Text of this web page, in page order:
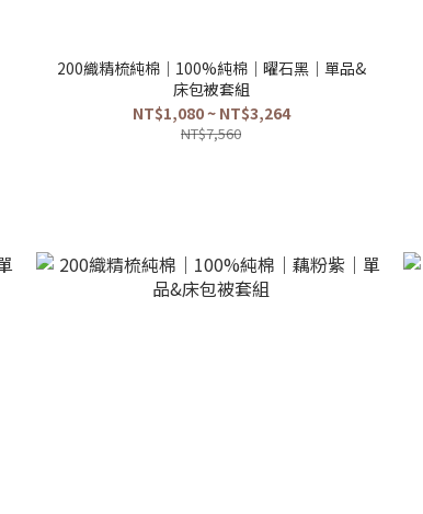
200織精梳純棉｜100%純棉｜曜石黑｜單品&
床包被套組
NT$1,080 ~ NT$3,264
NT$7,560